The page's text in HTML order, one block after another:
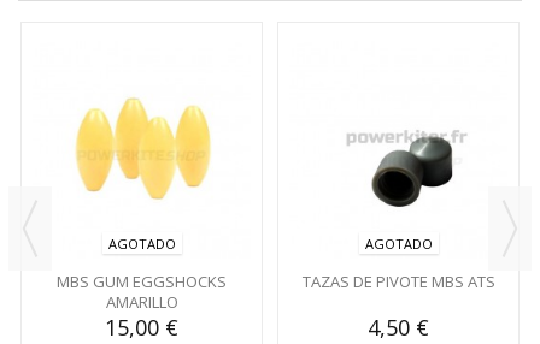
AGOTADO
MBS GUM EGGSHOCKS
AMARILLO
15,00 €
AGOTADO
TAZAS DE PIVOTE MBS ATS
4,50 €